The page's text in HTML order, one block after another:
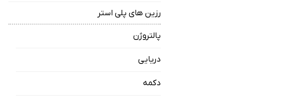
رزین های پلی استر
پالتروژن
دریایی
دکمه